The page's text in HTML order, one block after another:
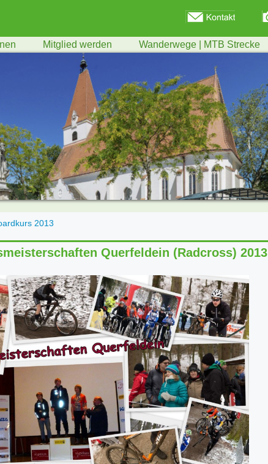
Mitglied werden Wanderwege | MTB Strecke
2013
Querfeldein (Radcross) 2013